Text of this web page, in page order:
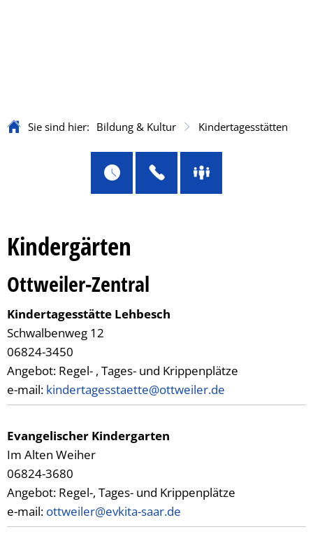
Sie sind hier: Bildung & Kultur Kindertagesstätten
Kindergärten
Ottweiler-Zentral
Kindertagesstätte Lehbesch
Schwalbenweg 12
06824-3450
Angebot: Regel- , Tages- und Krippenplätze
e-mail: kindertagesstaette@ottweiler.de
Evangelischer Kindergarten
Im Alten Weiher
06824-3680
Angebot: Regel-, Tages- und Krippenplätze
e-mail: ottweiler@evkita-saar.de